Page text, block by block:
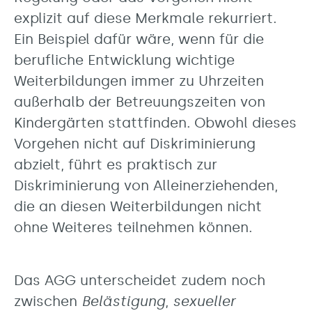
explizit auf diese Merkmale rekurriert.
Ein Beispiel dafür wäre, wenn für die
berufliche Entwicklung wichtige
Weiterbildungen immer zu Uhrzeiten
außerhalb der Betreuungszeiten von
Kindergärten stattfinden. Obwohl dieses
Vorgehen nicht auf Diskriminierung
abzielt, führt es praktisch zur
Diskriminierung von Alleinerziehenden,
die an diesen Weiterbildungen nicht
ohne Weiteres teilnehmen können.
Das AGG unterscheidet zudem noch
zwischen Belästigung, sexueller